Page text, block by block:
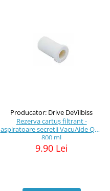
Producator: Drive DeVilbiss
Rezerva cartuș filtrant -
aspiratoare secretii VacuAide QSU
800 ml
9.90 Lei